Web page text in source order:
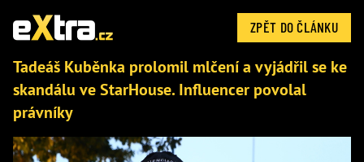
ZPĚT DO ČLÁNKU
Tadeáš Kuběnka prolomil mlčení a vyjádřil se ke
skandálu ve StarHouse. Influencer povolal
právníky